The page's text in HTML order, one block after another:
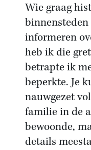
Wie graag
informeren
heb ik die
betrapte ik
beperkte. Je
nauwgezet
familie in de
bewoonde,
details